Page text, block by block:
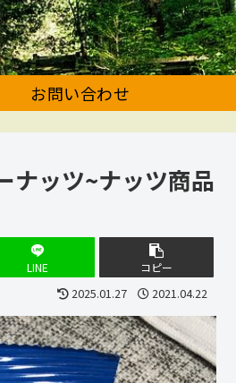
お問い合わせ
ナッツ~ナッツ商品
LINE コピー
2025.01.27 2021.04.22